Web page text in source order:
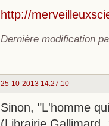
http://
Dernière modification
25-10-2013 14:27:10
Sinon, "L'homme
(Librairie